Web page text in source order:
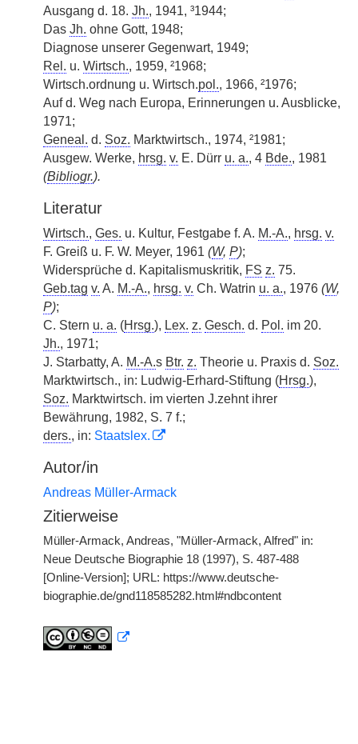
Ausgang d. 18. Jh., 1941, ³1944;
Das Jh. ohne Gott, 1948;
Diagnose unserer Gegenwart, 1949;
Rel. u. Wirtsch., 1959, ²1968;
Wirtsch.ordnung u. Wirtsch.pol., 1966, ²1976;
Auf d. Weg nach Europa, Erinnerungen u. Ausblicke,
1971;
Geneal. d. Soz. Marktwirtsch., 1974, ²1981;
Ausgew. Werke, hrsg. v. E. Dürr u. a., 4 Bde., 1981
(Bibliogr.).
Literatur
Wirtsch., Ges. u. Kultur, Festgabe f. A. M.-A., hrsg. v.
F. Greiß u. F. W. Meyer, 1961 (W, P);
Widersprüche d. Kapitalismuskritik, FS z. 75.
Geb.tag v. A. M.-A., hrsg. v. Ch. Watrin u. a., 1976 (W,
P);
C. Stern u. a. (Hrsg.), Lex. z. Gesch. d. Pol. im 20.
Jh., 1971;
J. Starbatty, A. M.-A.s Btr. z. Theorie u. Praxis d. Soz.
Marktwirtsch., in: Ludwig-Erhard-Stiftung (Hrsg.),
Soz. Marktwirtsch. im vierten J.zehnt ihrer
Bewährung, 1982, S. 7 f.;
ders., in: Staatslex.
Autor/in
Andreas Müller-Armack
Zitierweise
Müller-Armack, Andreas, "Müller-Armack, Alfred" in:
Neue Deutsche Biographie 18 (1997), S. 487-488
[Online-Version]; URL: https://www.deutsche-
biographie.de/gnd118585282.html#ndbcontent